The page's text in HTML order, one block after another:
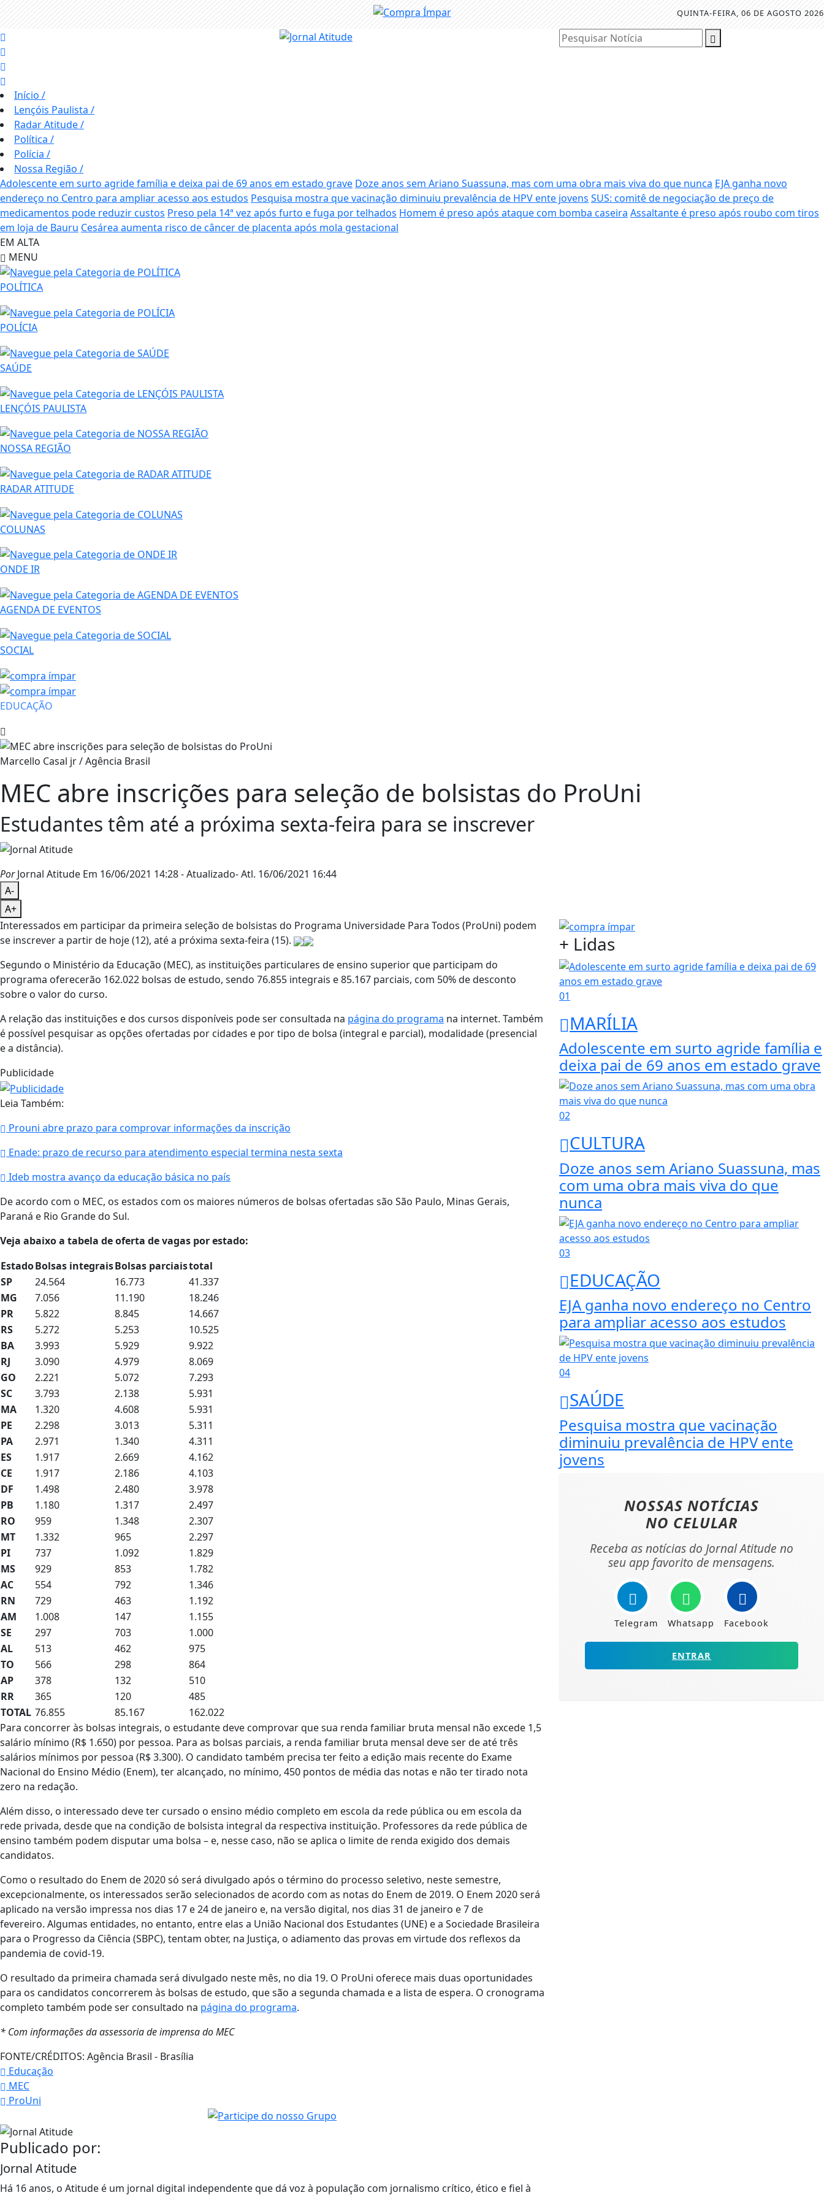
QUINTA-FEIRA, 06 DE AGOSTO 2026
Pesquisar Notícia
Início /
Lençóis Paulista /
Radar Atitude/
Política /
Polícia /
Nossa Região /
Adolescente em surto agride família e deixa pai de 69 anos em estado grave Doze anos sem Ariano Suassuna, mas com uma obra mais viva do que nunca EJA ganha novo
endereço no Centro para ampliar acesso aos estudos Pesquisa mostra que vacinação diminuiu prevalência de HPV ente jovens SUS: comitê de negociação de preço de
medicamentos pode reduzir custos Preso pela 14ª vez após furto e fuga por telhados Homem é preso após ataque com bomba caseira Assaltante é preso após roubo com tiros
em loja de Bauru Cesárea aumenta risco de câncer de placenta após mola gestacional
EM ALTA
MENU
POLÍTICA
POLÍCIA
SAÚDE
LENÇÓIS PAULISTA
NOSSA REGIÃO
RADAR ATITUDE
COLUNAS
ONDE IR
AGENDA DE EVENTOS
SOCIAL
EDUCAÇÃO
Marcello Casal jr / Agência Brasil
MEC abre inscrições para seleção de bolsistas do ProUni
Estudantes têm até a próxima sexta-feira para se inscrever
PorJornal Atitude Em 16/06/2021 14:28- Atualizado- Atl. 16/06/2021 16:44
A-
A+
Interessados em participar da primeira seleção de bolsistas do Programa Universidade Para Todos (ProUni) podem
se inscrever a partir de hoje (12), até a próxima sexta-feira (15).
Segundo o Ministério da Educação (MEC), as instituições particulares de ensino superior que participam do
programa oferecerão 162.022 bolsas de estudo, sendo 76.855 integrais e 85.167 parciais, com 50% de desconto
sobre o valor do curso.
A relação das instituições e dos cursos disponíveis pode ser consultada na página do programa na internet. Também
é possível pesquisar as opções ofertadas por cidades e por tipo de bolsa (integral e parcial), modalidade (presencial
e a distância).
Publicidade
Leia Também:
Prouni abre prazo para comprovar informações da inscrição
Enade: prazo de recurso para atendimento especial termina nesta sexta
Ideb mostra avanço da educação básica no país
De acordo com o MEC, os estados com os maiores números de bolsas ofertadas são São Paulo, Minas Gerais,
Paraná e Rio Grande do Sul.
Veja abaixo a tabela de oferta de vagas por estado:
EstadoBolsas integraisBolsas parciaistotal
SP
24.564 16.773
41.337
MG
7.056 11.190
18.246
PR
5.822 8.845
14.667
RS
5.272 5.253
10.525
BA
3.993 5.929
9.922
RJ
3.090 4.979
8.069
GO
2.221 5.072
7.293
SC
3.793 2.138
5.931
MA
1.320 4.608
5.931
PE
2.298 3.013
5.311
PA
2.971 1.340
4.311
ES
1.917 2.669
4.162
CE
1.917 2.186
4.103
DF
1.498 2.480
3.978
PB
1.180 1.317
2.497
RO
959 1.348
2.307
MT
1.332 965
2.297
PI
737 1.092
1.829
MS
929 853
1.782
AC
554 792
1.346
RN
729 463
1.192
AM
1.008 147
1.155
SE
297 703
1.000
AL
513 462
975
TO
566 298
864
AP
378 132
510
RR
365 120
485
TOTAL 76.855 85.167
162.022
Para concorrer às bolsas integrais, o estudante deve comprovar que sua renda familiar bruta mensal não excede 1,5
salário mínimo (R$ 1.650) por pessoa. Para as bolsas parciais, a renda familiar bruta mensal deve ser de até três
salários mínimos por pessoa (R$ 3.300). O candidato também precisa ter feito a edição mais recente do Exame
Nacional do Ensino Médio (Enem), ter alcançado, no mínimo, 450 pontos de média das notas e não ter tirado nota
zero na redação.
Além disso, o interessado deve ter cursado o ensino médio completo em escola da rede pública ou em escola da
rede privada, desde que na condição de bolsista integral da respectiva instituição. Professores da rede pública de
ensino também podem disputar uma bolsa – e, nesse caso, não se aplica o limite de renda exigido dos demais
candidatos.
Como o resultado do Enem de 2020 só será divulgado após o término do processo seletivo, neste semestre,
excepcionalmente, os interessados serão selecionados de acordo com as notas do Enem de 2019. O Enem 2020 será
aplicado na versão impressa nos dias 17 e 24 de janeiro e, na versão digital, nos dias 31 de janeiro e 7 de
fevereiro. Algumas entidades, no entanto, entre elas a União Nacional dos Estudantes (UNE) e a Sociedade Brasileira
para o Progresso da Ciência (SBPC), tentam obter, na Justiça, o adiamento das provas em virtude dos reflexos da
pandemia de covid-19.
O resultado da primeira chamada será divulgado neste mês, no dia 19. O ProUni oferece mais duas oportunidades
para os candidatos concorrerem às bolsas de estudo, que são a segunda chamada e a lista de espera. O cronograma
completo também pode ser consultado na página do programa.
* Com informações da assessoria de imprensa do MEC
FONTE/CRÉDITOS: Agência Brasil - Brasília
Educação
MEC
ProUni
Publicado por:
Jornal Atitude
Há 16 anos, o Atitude é um jornal digital independente que dá voz à população com jornalismo crítico, ético e fiel à
+ Lidas
01
MARÍLIA
Adolescente em surto agride família e
deixa pai de 69 anos em estado grave
02
CULTURA
Doze anos sem Ariano Suassuna, mas
com uma obra mais viva do que
nunca
03
EDUCAÇÃO
EJA ganha novo endereço no Centro
para ampliar acesso aos estudos
04
SAÚDE
Pesquisa mostra que vacinação
diminuiu prevalência de HPV ente
jovens
NOSSAS NOTÍCIAS
NO CELULAR
Receba as notícias do Jornal Atitude no
seu app favorito de mensagens.
Telegram Whatsapp Facebook
ENTRAR